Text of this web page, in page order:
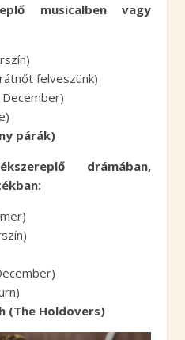
musicalben vagy
felveszünk)
párák)
drámában,
(The Holdovers)